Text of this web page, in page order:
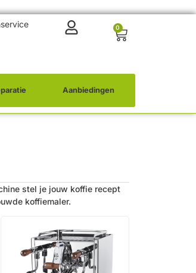
0
Aanbiedingen
stel je jouw koffie recept
koffiemaler.